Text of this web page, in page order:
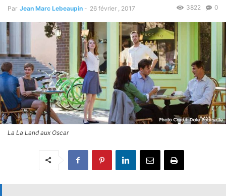
Par Jean Marc Lebeaupin - 26 février , 2017 0
3822
La La Land aux Oscar